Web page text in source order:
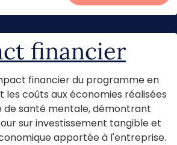
financier
financier du programme en
coûts aux économies réalisées
de santé mentale, démontrant
sur investissement tangible et
apportée à l'entreprise.